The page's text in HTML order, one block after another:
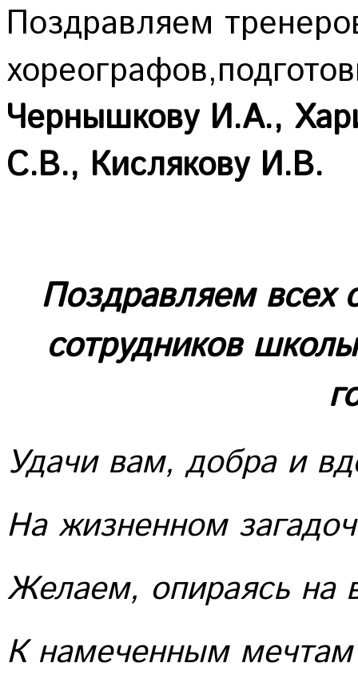
Поздравляем
Чернышкову И.А.,
С.В., Кислякову И.В.
Поздравляем всех
сотрудников
Удачи вам, добра и
На жизненном
Желаем, опираясь на
К намеченным